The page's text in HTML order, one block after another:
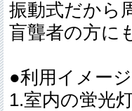
振動式だから
盲聾者の方に
●利用イメー
1.室内の蛍光